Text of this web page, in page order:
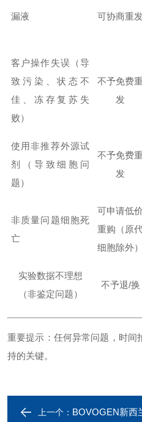
漏液 可协商重
客户操作失误
（导
致污染、状态不
佳、冻存复苏失
败）
不予免费
发
使用非推荐外源试
剂
（导致细胞问
题）
不予免费
发
非质量问题细胞死
亡
可申请低价
重购 （原
细胞除外）
实验数据不理想
（非鉴定问题）
不予退/换
重要提示 ：任何异常问题， 时间
持的关键。
上一个： BOVOGEN新西